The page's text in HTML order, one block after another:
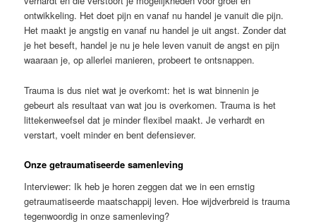
ontwikkeling. Het doet pijn en vanaf nu handel je vanuit die pijn.
Het maakt je angstig en vanaf nu handel je uit angst. Zonder dat
je het beseft, handel je nu je hele leven vanuit de angst en pijn
waaraan je, op allerlei manieren, probeert te ontsnappen.
Trauma is dus niet wat je overkomt: het is wat binnenin je
gebeurt als resultaat van wat jou is overkomen. Trauma is het
littekenweefsel dat je minder flexibel maakt. Je verhardt en
verstart, voelt minder en bent defensiever.
Onze getraumatiseerde samenleving
Interviewer: Ik heb je horen zeggen dat we in een ernstig
getraumatiseerde maatschappij leven. Hoe wijdverbreid is trauma
tegenwoordig in onze samenleving?